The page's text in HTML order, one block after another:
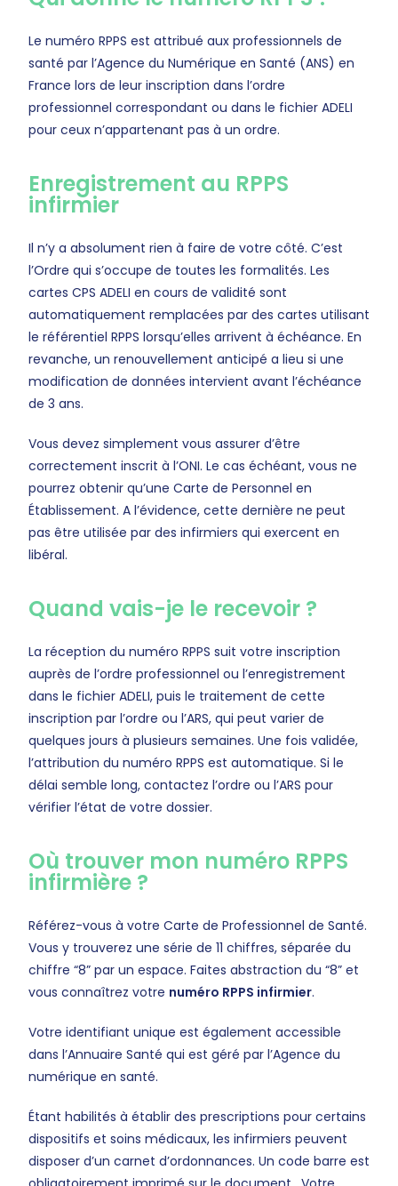
Le numéro RPPS est attribué aux professionnels de
santé par l’Agence du Numérique en Santé (ANS) en
France lors de leur inscription dans l’ordre
professionnel correspondant ou dans le fichier ADELI
pour ceux n’appartenant pas à un ordre.
Enregistrement au RPPS
infirmier
Il n’y a absolument rien à faire de votre côté. C’est
l’Ordre qui s’occupe de toutes les formalités. Les
cartes CPS ADELI en cours de validité sont
automatiquement remplacées par des cartes utilisant
le référentiel RPPS lorsqu’elles arrivent à échéance. En
revanche, un renouvellement anticipé a lieu si une
modification de données intervient avant l’échéance
de 3 ans.
Vous devez simplement vous assurer d’être
correctement inscrit à l’ONI. Le cas échéant, vous ne
pourrez obtenir qu’une Carte de Personnel en
Établissement. A l’évidence, cette dernière ne peut
pas être utilisée par des infirmiers qui exercent en
libéral.
Quand vais-je le recevoir ?
La réception du numéro RPPS suit votre inscription
auprès de l’ordre professionnel ou l’enregistrement
dans le fichier ADELI, puis le traitement de cette
inscription par l’ordre ou l’ARS, qui peut varier de
quelques jours à plusieurs semaines. Une fois validée,
l’attribution du numéro RPPS est automatique. Si le
délai semble long, contactez l’ordre ou l’ARS pour
vérifier l’état de votre dossier.
Où trouver mon numéro RPPS
infirmière ?
Référez-vous à votre Carte de Professionnel de Santé.
Vous y trouverez une série de 11 chiffres, séparée du
chiffre “8” par un espace. Faites abstraction du “8” et
vous connaîtrez votre numéro RPPS infirmier.
Votre identifiant unique est également accessible
dans l’Annuaire Santé qui est géré par l’Agence du
numérique en santé.
Étant habilités à établir des prescriptions pour certains
dispositifs et soins médicaux, les infirmiers peuvent
disposer d’un carnet d’ordonnances. Un code barre est